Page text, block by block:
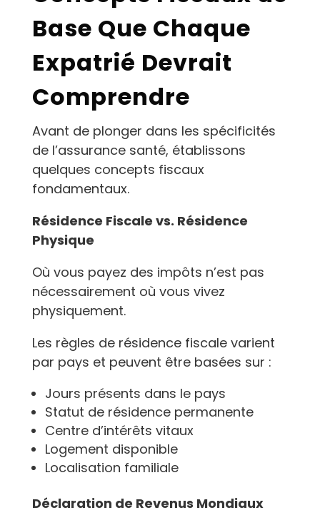
Base Que Chaque
Expatrié Devrait
Comprendre
Avant de plonger dans les spécificités
de l’assurance santé, établissons
quelques concepts fiscaux
fondamentaux.
Résidence Fiscale vs. Résidence
Physique
Où vous payez des impôts n’est pas
nécessairement où vous vivez
physiquement.
Les règles de résidence fiscale varient
par pays et peuvent être basées sur :
Jours présents dans le pays
Statut de résidence permanente
Centre d’intérêts vitaux
Logement disponible
Localisation familiale
Déclaration de Revenus Mondiaux